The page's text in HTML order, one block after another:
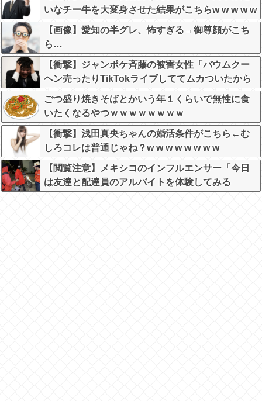
いなチー牛を大変身させた結果がこちらw w w w w
w w w w w w
【画像】愛知の半グレ、怖すぎる→御尊顔がこち
ら…
【衝撃】ジャンポケ斉藤の被害女性「バウムクー
ヘン売ったりTikTokライブしててムカついたから
示談しなかった」←コレってさ…
ごつ盛り焼きそばとかいう年１くらいで無性に食
いたくなるやつｗｗｗｗｗｗｗｗ
【衝撃】浅田真央ちゃんの婚活条件がこちら←む
しろコレは普通じゃね？w w w w w w w w
【閲覧注意】メキシコのインフルエンサー「今日
は友達と配達員のアルバイトを体験してみる